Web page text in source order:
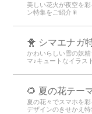
美しい花火が夜空を
ン特集をご紹介🎇
🐥 シマエナガ
かわいらしい雪の妖
マ♪キュートなイラス
🌻 夏の花テー
夏の花々でスマホを
デザインのきせかえ